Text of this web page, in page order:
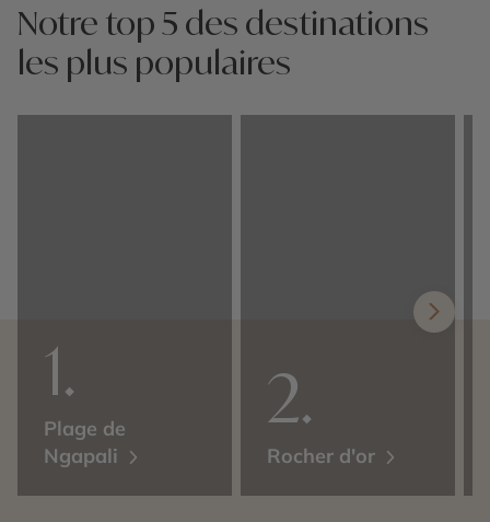
Notre top 5 des destinations
les plus populaires
Plage de
Ngapali
Rocher d'or